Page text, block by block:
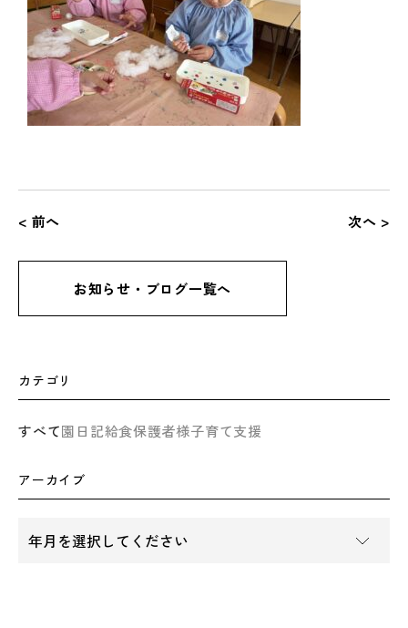
< 前へ 次へ >
お知らせ・ブログ一覧へ
カテゴリ
すべて園日記給食保護者様子育て支援
アーカイブ